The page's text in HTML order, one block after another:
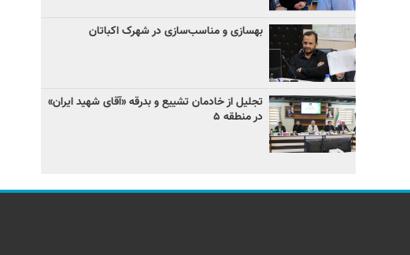
بهسازی و مناسب‌سازی در شهرک اکباتان
تجلیل از خادمان تشییع و بدرقه «آقای شهید ایران»
در منطقه ۵